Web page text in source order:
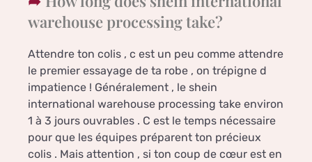
warehouse processing take?
Attendre ton colis , c est un peu comme attendre
le premier essayage de ta robe , on trépigne d
impatience ! Généralement , le shein
international warehouse processing take environ
1 à 3 jours ouvrables . C est le temps nécessaire
pour que les équipes préparent ton précieux
colis . Mais attention , si ton coup de cœur est en